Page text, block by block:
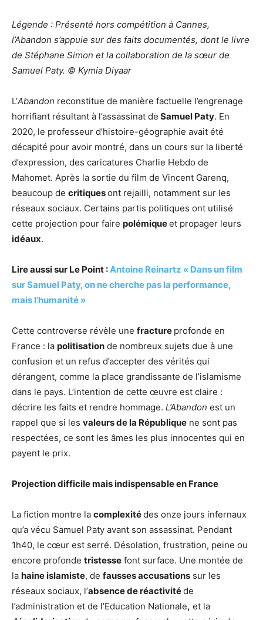
Légende : Présenté hors compétition à Cannes,
l’Abandon s’appuie sur des faits documentés, dont le livre
de Stéphane Simon et la collaboration de la sœur de
Samuel Paty. © Kymia Diyaar
L’Abandon reconstitue de manière factuelle l’engrenage
horrifiant résultant à l’assassinat de Samuel Paty. En
2020, le professeur d’histoire-géographie avait été
décapité pour avoir montré, dans un cours sur la liberté
d’expression, des caricatures Charlie Hebdo de
Mahomet. Après la sortie du film de Vincent Garenq,
beaucoup de critiquesont rejailli, notamment sur les
réseaux sociaux. Certains partis politiques ont utilisé
cette projection pour faire polémiqueet propager leurs
idéaux.
Lire aussi sur Le Point :Antoine Reinartz « Dans un film
sur Samuel Paty, on ne cherche pas la performance,
mais l’humanité »
Cette controverse révèle une fracture profonde en
France : la politisation de nombreux sujets due à une
confusion et un refus d’accepter des vérités qui
dérangent, comme la place grandissante de l’islamisme
dans le pays. L’intention de cette œuvre est claire :
décrire les faits et rendre hommage. L’Abandon est un
rappel que si les valeurs de la République ne sont pas
respectées, ce sont les âmes les plus innocentes qui en
payent le prix.
Projection difficile mais indispensable en France
La fiction montre la complexitédes onze jours infernaux
qu’a vécu Samuel Paty avant son assassinat. Pendant
1h40, le cœur est serré. Désolation, frustration, peine ou
encore profonde tristesse font surface. Une montée de
la haine islamiste, de fausses accusations sur les
réseaux sociaux, l’absence de réactivitéde
l’administration et de l’Education Nationale, et la